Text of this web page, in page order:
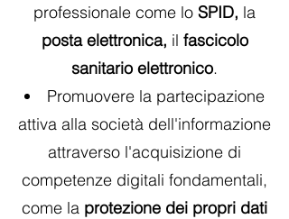
professionale come lo SPID, la
posta elettronica, il fascicolo
sanitario elettronico.
Promuovere la partecipazione
attiva alla società dell'informazione
attraverso l'acquisizione di
competenze digitali fondamentali,
come la protezione dei propri dati